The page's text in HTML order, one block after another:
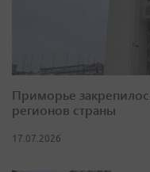
Приморье
регионов страны
17.07.2026